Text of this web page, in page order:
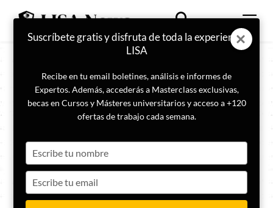
Suscríbete gratis y disfruta de toda la experiencia
LISA
Recibe en tu email boletines, análisis e informes de
Expertos. Además, accederás a Masterclass exclusivas,
becas en Cursos y Másteres universitarios y acceso a +120
ofertas de trabajo cada semana.
your
name
your
email